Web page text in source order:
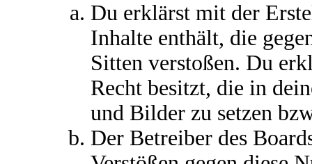
Du erklärst mit der
Inhalte enthält, die
Sitten verstoßen. Du
Recht besitzt, die in
und Bilder zu setzen
Der Betreiber des